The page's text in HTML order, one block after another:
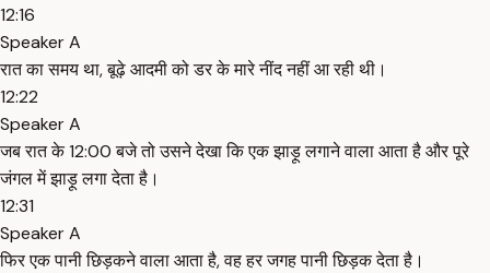
12:16
Speaker A
रात का समय था, बूढ़े आदमी को डर के मारे नींद नहीं आ रही थी।
12:22
Speaker A
जब रात के 12:00 बजे तो उसने देखा कि एक झाड़ू लगाने वाला आता है और पूरे
जंगल में झाड़ू लगा देता है।
12:31
Speaker A
फिर एक पानी छिड़कने वाला आता है, वह हर जगह पानी छिड़क देता है।